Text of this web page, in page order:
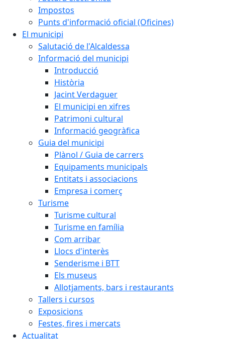
Impostos
Punts d'informació oficial (Oficines)
El municipi
Salutació de l'Alcaldessa
Informació del municipi
Introducció
Història
Jacint Verdaguer
El municipi en xifres
Patrimoni cultural
Informació geogràfica
Guia del municipi
Plànol / Guia de carrers
Equipaments municipals
Entitats i associacions
Empresa i comerç
Turisme
Turisme cultural
Turisme en família
Com arribar
Llocs d'interès
Senderisme i BTT
Els museus
Allotjaments, bars i restaurants
Tallers i cursos
Exposicions
Festes, fires i mercats
Actualitat